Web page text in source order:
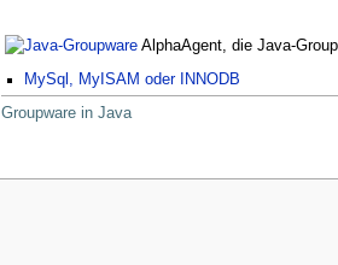
AlphaAgent, die Java-
MySql, MyISAM oder INNODB
Groupware in Java